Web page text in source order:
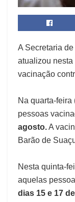
A Secretaria
atualizou
vacinação
Na quarta-
pessoas
agosto.A
Barão de
Nesta quinta-
aquelas
dias 15 e 17